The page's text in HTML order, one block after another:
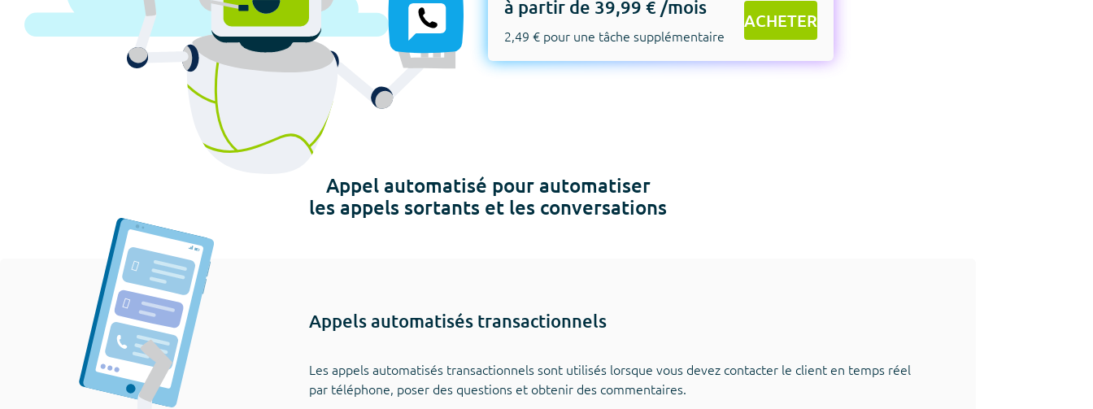
à partir de 39,99 € /mois
2,49 € pour une tâche supplémentaire
ACHETER
Appel automatisé pour automatiser
les appels sortants et les conversations
Appels automatisés transactionnels
Les appels automatisés transactionnels sont utilisés lorsque vous devez contacter le client en temps réel
par téléphone, poser des questions et obtenir des commentaires.